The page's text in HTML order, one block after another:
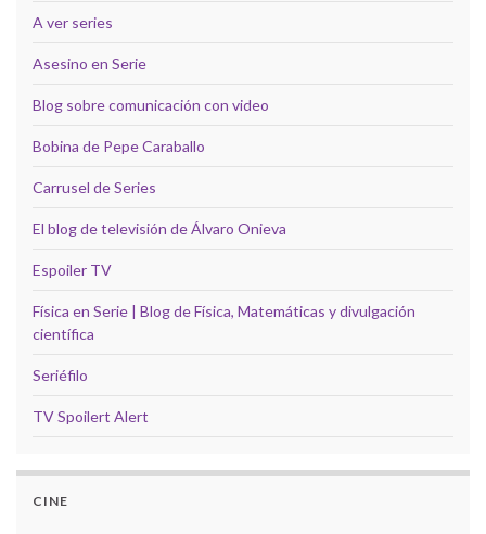
A ver series
Asesino en Serie
Blog sobre comunicación con video
Bobina de Pepe Caraballo
Carrusel de Series
El blog de televisión de Álvaro Onieva
Espoiler TV
Física en Serie | Blog de Física, Matemáticas y divulgación
científica
Seriéfilo
TV Spoilert Alert
CINE